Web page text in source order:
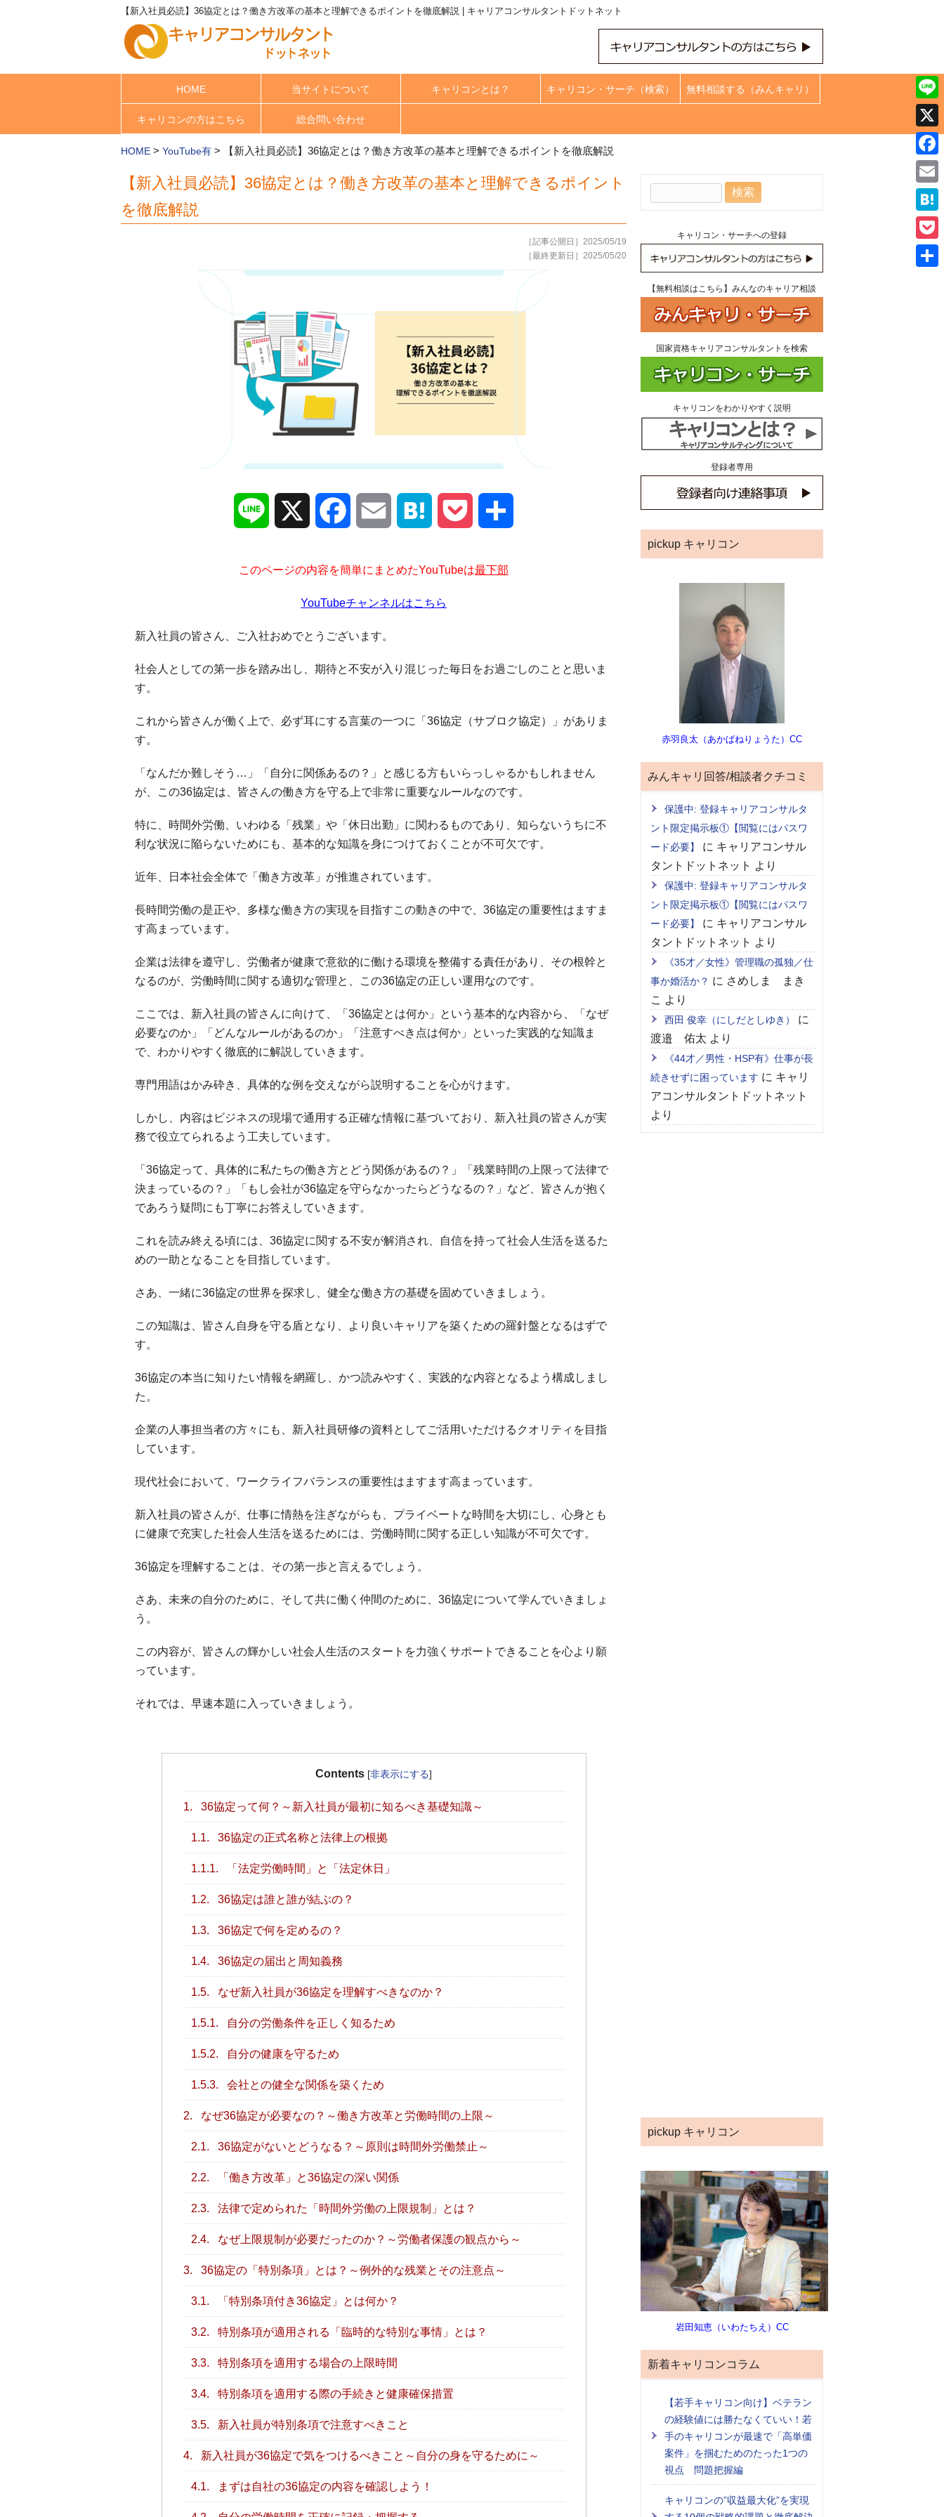
【新入社員必読】36協定とは？働き方改革の基本と理解できるポイントを徹底解説 | キャリアコンサルタントドットネット
HOME 当サイトについて キャリコンとは？ キャリコン・サーチ（検索） 無料相談する（みんキャリ）
キャリコンの方はこちら 総合問い合わせ
HOME > YouTube有 > 【新入社員必読】36協定とは？働き方改革の基本と理解できるポイントを徹底解説
【新入社員必読】36協定とは？働き方改革の基本と理解できるポイント
を徹底解説
［記事公開日］2025/05/19
［最終更新日］2025/05/20
Line Facebook Email Hatena Pocket
このページの内容を簡単にまとめたYouTubeは最下部
YouTubeチャンネルはこちら
新入社員の皆さん、ご入社おめでとうございます。
社会人としての第一歩を踏み出し、期待と不安が入り混じった毎日をお過ごしのことと思いま
す。
これから皆さんが働く上で、必ず耳にする言葉の一つに「36協定（サブロク協定）」がありま
す。
「なんだか難しそう…」「自分に関係あるの？」と感じる方もいらっしゃるかもしれません
が、この36協定は、皆さんの働き方を守る上で非常に重要なルールなのです。
特に、時間外労働、いわゆる「残業」や「休日出勤」に関わるものであり、知らないうちに不
利な状況に陥らないためにも、基本的な知識を身につけておくことが不可欠です。
近年、日本社会全体で「働き方改革」が推進されています。
長時間労働の是正や、多様な働き方の実現を目指すこの動きの中で、36協定の重要性はますま
す高まっています。
企業は法律を遵守し、労働者が健康で意欲的に働ける環境を整備する責任があり、その根幹と
なるのが、労働時間に関する適切な管理と、この36協定の正しい運用なのです。
ここでは、新入社員の皆さんに向けて、「36協定とは何か」という基本的な内容から、「なぜ
必要なのか」「どんなルールがあるのか」「注意すべき点は何か」といった実践的な知識ま
で、わかりやすく徹底的に解説していきます。
専門用語はかみ砕き、具体的な例を交えながら説明することを心がけます。
しかし、内容はビジネスの現場で通用する正確な情報に基づいており、新入社員の皆さんが実
務で役立てられるよう工夫しています。
「36協定って、具体的に私たちの働き方とどう関係があるの？」「残業時間の上限って法律で
決まっているの？」「もし会社が36協定を守らなかったらどうなるの？」など、皆さんが抱く
であろう疑問にも丁寧にお答えしていきます。
これを読み終える頃には、36協定に関する不安が解消され、自信を持って社会人生活を送るた
めの一助となることを目指しています。
さあ、一緒に36協定の世界を探求し、健全な働き方の基礎を固めていきましょう。
この知識は、皆さん自身を守る盾となり、より良いキャリアを築くための羅針盤となるはずで
す。
36協定の本当に知りたい情報を網羅し、かつ読みやすく、実践的な内容となるよう構成しまし
た。
企業の人事担当者の方々にも、新入社員研修の資料としてご活用いただけるクオリティを目指
しています。
現代社会において、ワークライフバランスの重要性はますます高まっています。
新入社員の皆さんが、仕事に情熱を注ぎながらも、プライベートな時間を大切にし、心身とも
に健康で充実した社会人生活を送るためには、労働時間に関する正しい知識が不可欠です。
36協定を理解することは、その第一歩と言えるでしょう。
さあ、未来の自分のために、そして共に働く仲間のために、36協定について学んでいきましょ
う。
この内容が、皆さんの輝かしい社会人生活のスタートを力強くサポートできることを心より願
っています。
それでは、早速本題に入っていきましょう。
Contents [非表示にする]
1. 36協定って何？～新入社員が最初に知るべき基礎知識～
1.1. 36協定の正式名称と法律上の根拠
1.1.1. 「法定労働時間」と「法定休日」
1.2. 36協定は誰と誰が結ぶの？
1.3. 36協定で何を定めるの？
1.4. 36協定の届出と周知義務
1.5. なぜ新入社員が36協定を理解すべきなのか？
1.5.1. 自分の労働条件を正しく知るため
1.5.2. 自分の健康を守るため
1.5.3. 会社との健全な関係を築くため
2. なぜ36協定が必要なの？～働き方改革と労働時間の上限～
2.1. 36協定がないとどうなる？～原則は時間外労働禁止～
2.2. 「働き方改革」と36協定の深い関係
2.3. 法律で定められた「時間外労働の上限規制」とは？
2.4. なぜ上限規制が必要だったのか？～労働者保護の観点から～
3. 36協定の「特別条項」とは？～例外的な残業とその注意点～
3.1. 「特別条項付き36協定」とは何か？
3.2. 特別条項が適用される「臨時的な特別な事情」とは？
3.3. 特別条項を適用する場合の上限時間
3.4. 特別条項を適用する際の手続きと健康確保措置
3.5. 新入社員が特別条項で注意すべきこと
4. 新入社員が36協定で気をつけるべきこと～自分の身を守るために～
4.1. まずは自社の36協定の内容を確認しよう！
キャリコン・サーチへの登録
【無料相談はこちら】みんなのキャリア相談
国家資格キャリアコンサルタントを検索
キャリコンをわかりやすく説明
登録者専用
pickup キャリコン
赤羽良太（あかばねりょうた）CC
みんキャリ回答/相談者クチコミ
保護中: 登録キャリアコンサルタ
ント限定掲示板①【閲覧にはパスワ
ード必要】
に キャリアコンサル
タントドットネット より
保護中: 登録キャリアコンサルタ
ント限定掲示板①【閲覧にはパスワ
ード必要】
に キャリアコンサル
タントドットネット より
《35才／女性》管理職の孤独／仕
事か婚活か？ に さめしま まき
こ より
西田 俊幸（にしだとしゆき）
に
渡邉 佑太 より
《44才／男性・HSP有》仕事が長
続きせずに困っています に キャリ
アコンサルタントドットネット
より
pickup キャリコン
岩田知恵（いわたちえ）CC
新着キャリコンコラム
【若手キャリコン向け】ベテラン
の経験値には勝たなくていい！若
手のキャリコンが最速で「高単価
案件」を掴むためのたった1つの
視点 問題把握編
キャリコンの”収益最大化”を実現
Line
X
Email